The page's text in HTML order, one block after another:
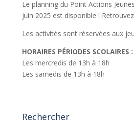
Le planning du Point Actions
juin 2025 est disponible !
Les activités sont réservées aux
HORAIRES PÉRIODES SCOLAIRES :
Les mercredis de 13h à 18h
Les samedis de 13h à 18h
Rechercher